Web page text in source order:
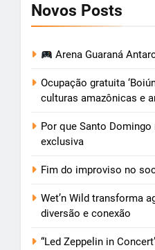
Novos Posts
Arena Guaraná
Ocupação gratuita
culturas amazônicas e
Por que Santo
exclusiva
Fim do improviso no
Wet’n Wild transforma
diversão e conexão
“Led Zeppelin in